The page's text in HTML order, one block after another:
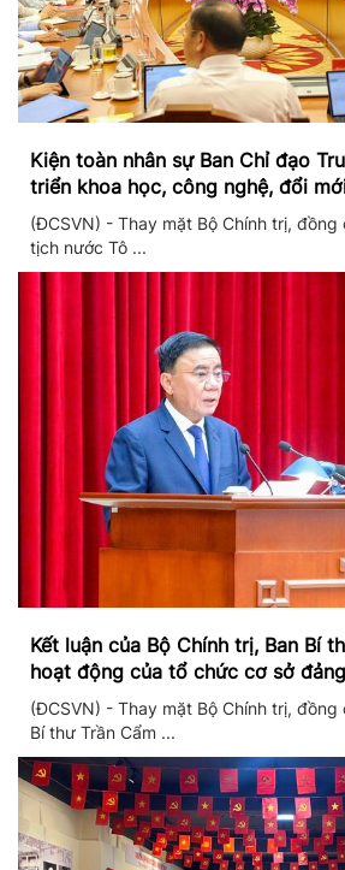
Kiện toàn nhân sự Ban Chỉ đạo
triển khoa học, công nghệ, đổi
chuyển đổi số
(ĐCSVN) - Thay mặt Bộ Chính trị, đồng
tịch nước Tô ...
Kết luận của Bộ Chính trị, Ban Bí
hoạt động của tổ chức cơ sở
II/2026
(ĐCSVN) - Thay mặt Bộ Chính trị,
Bí thư Trần Cẩm ...